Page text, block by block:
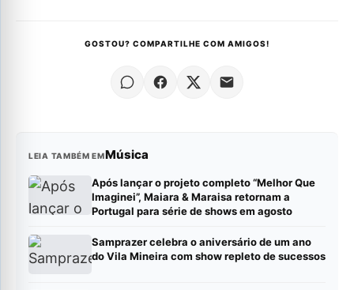
GOSTOU? COMPARTILHE COM AMIGOS!
LEIA TAMBÉM EMMúsica
Após lançar o projeto completo “Melhor Que
Imaginei”, Maiara & Maraisa retornam a
Portugal para série de shows em agosto
Samprazer celebra o aniversário de um ano
do Vila Mineira com show repleto de sucessos